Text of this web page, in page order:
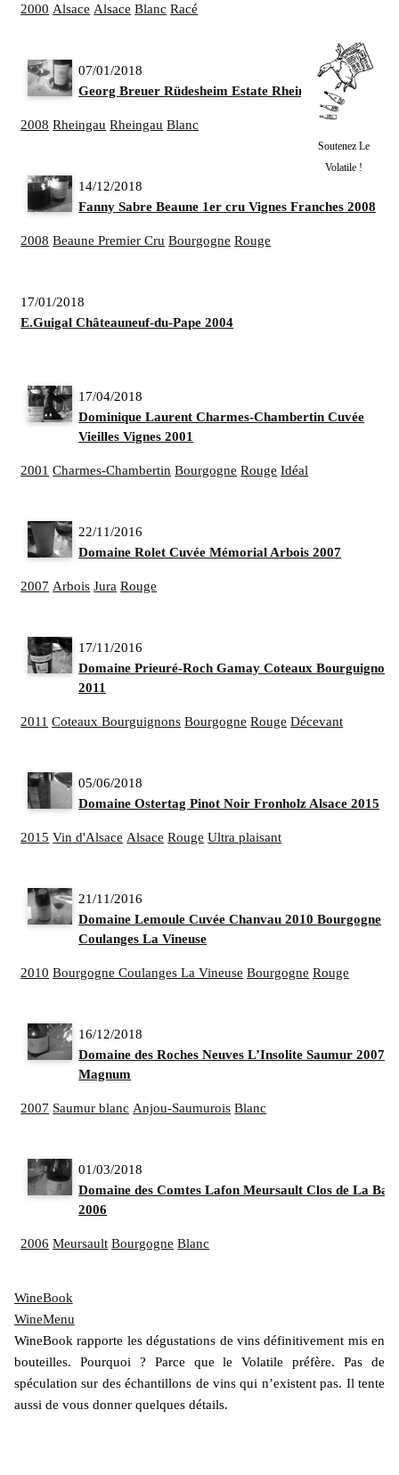
2000 Alsace Alsace Blanc Racé
07/01/2018
Georg Breuer Rüdesheim Estate Rheingau 2008
2008 Rheingau Rheingau Blanc
14/12/2018
Fanny Sabre Beaune 1er cru Vignes Franches 2008
2008 Beaune Premier Cru Bourgogne Rouge
17/01/2018
E.Guigal Châteauneuf-du-Pape 2004
17/04/2018
Dominique Laurent Charmes-Chambertin Cuvée
Vieilles Vignes 2001
2001 Charmes-Chambertin Bourgogne Rouge Idéal
22/11/2016
Domaine Rolet Cuvée Mémorial Arbois 2007
2007 Arbois Jura Rouge
17/11/2016
Domaine Prieuré-Roch Gamay Coteaux Bourguignons
2011
2011 Coteaux Bourguignons Bourgogne Rouge Décevant
05/06/2018
Domaine Ostertag Pinot Noir Fronholz Alsace 2015
2015 Vin d'Alsace Alsace Rouge Ultra plaisant
21/11/2016
Domaine Lemoule Cuvée Chanvau 2010 Bourgogne
Coulanges La Vineuse
2010 Bourgogne Coulanges La Vineuse Bourgogne Rouge
16/12/2018
Domaine des Roches Neuves L’Insolite Saumur 2007
Magnum
2007 Saumur blanc Anjou-Saumurois Blanc
01/03/2018
Domaine des Comtes Lafon Meursault Clos de La
2006
2006 Meursault Bourgogne Blanc
WineBook
WineMenu
WineBook rapporte les dégustations de vins définitivement mis en
bouteilles. Pourquoi ? Parce que le Volatile préfère. Pas de
spéculation sur des échantillons de vins qui n’existent pas. Il tente
aussi de vous donner quelques détails.
Soutenez Le
Volatile !